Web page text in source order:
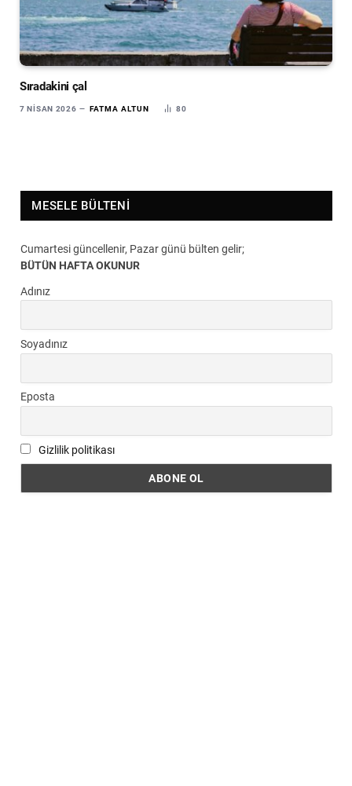
Sıradakini çal
7 NISAN 2026 FATMA ALTUN 80
MESELE BÜLTENI
Cumartesi güncellenir, Pazar günü bülten gelir;
BÜTÜN HAFTA OKUNUR
Adınız
Soyadınız
Eposta
Gizlilik politikası